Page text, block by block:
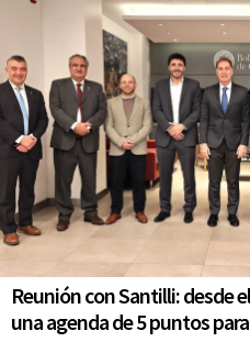
Reunión con Santilli: desde
una agenda de 5 puntos